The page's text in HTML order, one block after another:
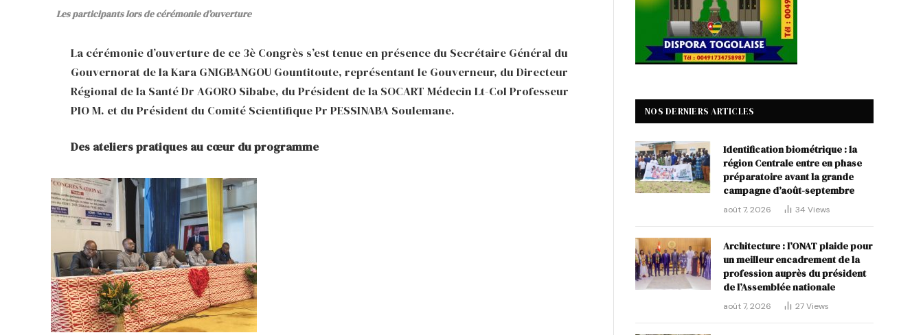
Les participants lors de cérémonie d’ouverture
La cérémonie d’ouverture de ce 3è Congrès s’est tenue en présence du Secrétaire Général du
Gouvernorat de la Kara GNIGBANGOU Gountitoute, représentant le Gouverneur, du Directeur
Régional de la Santé Dr AGORO Sibabe, du Président de la SOCART Médecin Lt-Col Professeur
PIO M. et du Président du Comité Scientifique Pr PESSINABA Soulemane.
Des ateliers pratiques au cœur du programme
NOS DERNIERS ARTICLES
Identification biométrique : la
région Centrale entre en phase
préparatoire avant la grande
campagne d’août-septembre
août 7, 2026 34 Views
Architecture : l’ONAT plaide pour
un meilleur encadrement de la
profession auprès du président
de l’Assemblée nationale
août 7, 2026 27Views